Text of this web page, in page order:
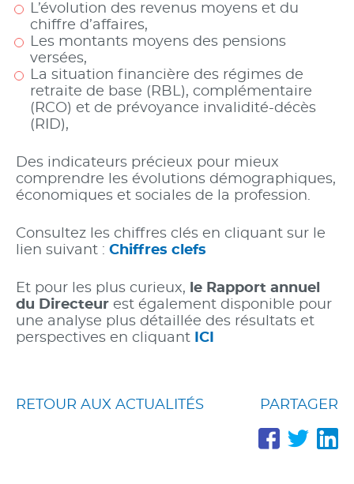
L’évolution des revenus moyens et du
chiffre d’affaires,
Les montants moyens des pensions
versées,
La situation financière des régimes de
retraite de base (RBL), complémentaire
(RCO) et de prévoyance invalidité-décès
(RID),
Des indicateurs précieux pour mieux
comprendre les évolutions démographiques,
économiques et sociales de la profession.
Consultez les chiffres clés en cliquant sur le
lien suivant : Chiffres clefs
Et pour les plus curieux, le Rapport annuel
du Directeur est également disponible pour
une analyse plus détaillée des résultats et
perspectives en cliquant ICI
RETOUR AUX ACTUALITÉS PARTAGER